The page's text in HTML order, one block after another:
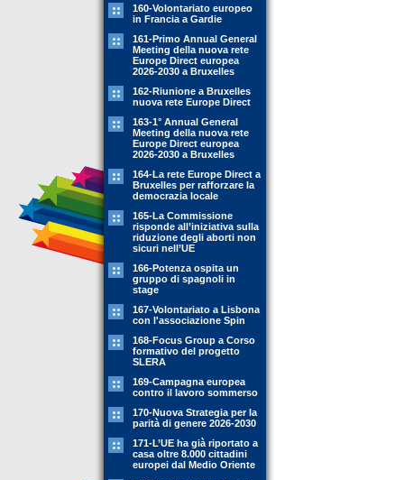
160-Volontariato europeo
in Francia a Gardie
161-Primo Annual General
Meeting della nuova rete
Europe Direct europea
2026-2030 a Bruxelles
162-Riunione a Bruxelles
nuova rete Europe Direct
163-1° Annual General
Meeting della nuova rete
Europe Direct europea
2026-2030 a Bruxelles
164-La rete Europe Direct a
Bruxelles per rafforzare la
democrazia locale
165-La Commissione
risponde all’iniziativa sulla
riduzione degli aborti non
sicuri nell’UE
166-Potenza ospita un
gruppo di spagnoli in
stage
167-Volontariato a Lisbona
con l'associazione Spin
168-Focus Group a Corso
formativo del progetto
SLERA
169-Campagna europea
contro il lavoro sommerso
170-Nuova Strategia per la
parità di genere 2026-2030
171-L’UE ha già riportato a
casa oltre 8.000 cittadini
europei dal Medio Oriente